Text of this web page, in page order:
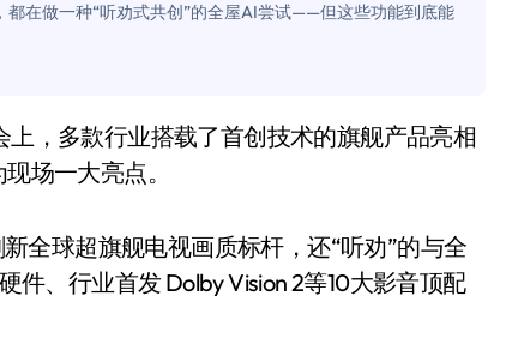
的终极对决
LED全球话语权
一边探测射线一边光伏发电
逼近4800
在做一种“听劝式共创”的全屋AI尝试——但这些功能到底能
场一大亮点。
全球超旗舰电视画质标杆，还“听劝”的与全
、行业首发 Dolby Vision 2等10大影音顶配